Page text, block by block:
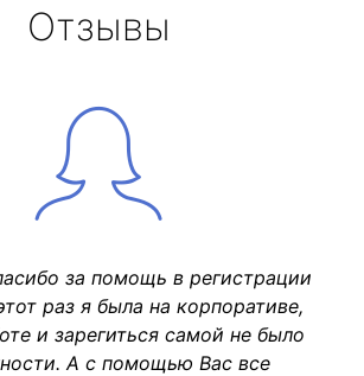
Отзывы
за помощь в регистрации
раз я была на корпоративе,
и зарегиться самой не было
А с помощью Вас все